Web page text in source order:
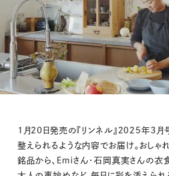
1月20日発売の『リンネル』2025年3月
整えられるような内容でお届け。おしゃ
銘品から、Emiさん・石岡真実さんの衣